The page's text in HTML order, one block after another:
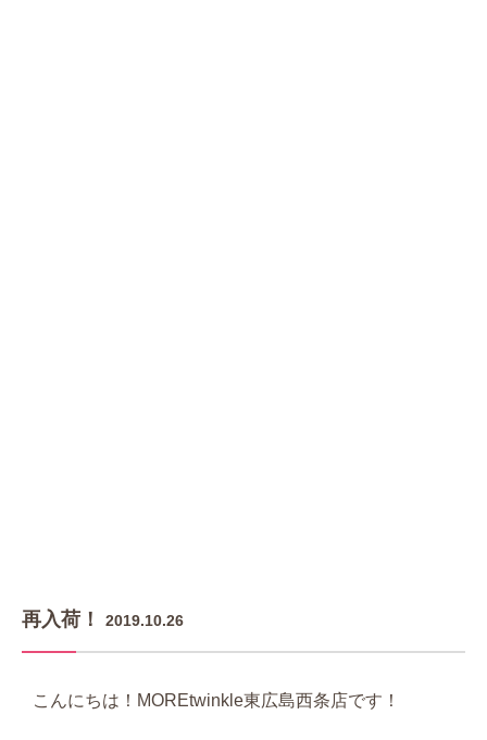
再入荷！ 2019.10.26
こんにちは！MOREtwinkle東広島西条店です！